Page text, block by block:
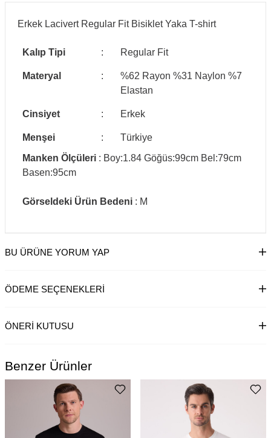
Erkek Lacivert Regular Fit Bisiklet Yaka T-shirt
Kalıp Tipi : Regular Fit
Materyal :
%62 Rayon %31 Naylon %7
Elastan
Cinsiyet : Erkek
Menşei :
Türkiye
Manken Ölçüleri : Boy:1.84 Göğüs:99cm Bel:79cm
Basen:95cm
Görseldeki Ürün Bedeni : M
BU ÜRÜNE YORUM YAP
ÖDEME SEÇENEKLERI
ÖNERI KUTUSU
Benzer Ürünler